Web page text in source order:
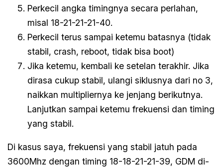
Perkecil angka timingnya secara perlahan,
misal 18-21-21-21-40.
Perkecil terus sampai ketemu batasnya (tidak
stabil, crash, reboot, tidak bisa boot)
Jika ketemu, kembali ke setelan terakhir. Jika
dirasa cukup stabil, ulangi siklusnya dari no 3,
naikkan multipliernya ke jenjang berikutnya.
Lanjutkan sampai ketemu frekuensi dan timing
yang stabil.
Di kasus saya, frekuensi yang stabil jatuh pada
3600Mhz dengan timing 18-18-21-21-39, GDM di-